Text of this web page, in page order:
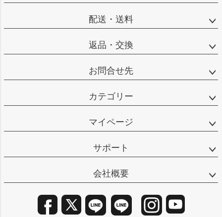
配送・送料
返品・交換
お問合せ先
カテゴリー
マイページ
サポート
会社概要